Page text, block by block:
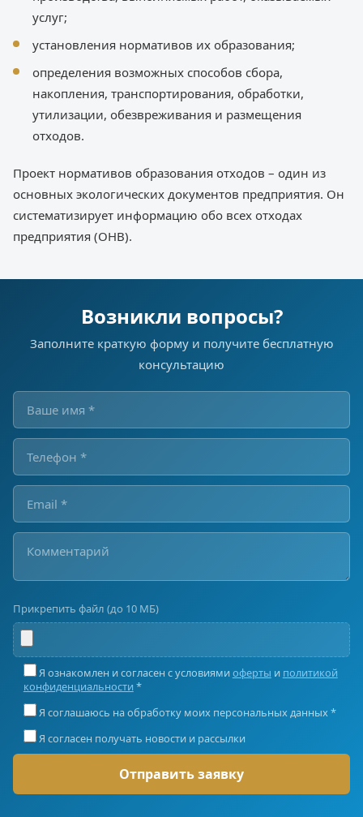
услуг;
установления нормативов их образования;
определения возможных способов сбора,
накопления, транспортирования, обработки,
утилизации, обезвреживания и размещения
отходов.
Проект нормативов образования отходов – один из
основных экологических документов предприятия. Он
систематизирует информацию обо всех отходах
предприятия (ОНВ).
Возникли вопросы?
Заполните краткую форму и получите бесплатную
консультацию
Прикрепить файл (до 10 МБ)
Я ознакомлен и согласен с условиями оферты и политикой
конфиденциальности *
Я соглашаюсь на обработку моих персональных данных *
Я согласен получать новости и рассылки